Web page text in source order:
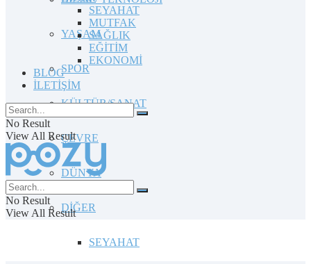
YAŞAM
SPOR
KÜLTÜR/SANAT
ÇEVRE
DÜNYA
DİĞER
SEYAHAT
SEYAHAT
MUTFAK
SAĞLIK
EĞİTİM
EKONOMİ
BLOG
İLETİŞİM
No Result
View All Result
No Result
View All Result